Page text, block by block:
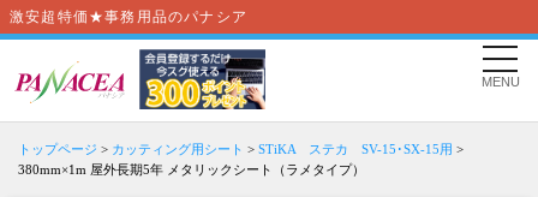
激安超特価★事務用品のパナシア
MENU
トップページ > カッティング用シート > STiKA ステカ SV-15･SX-15用 >
380mm×1m 屋外長期5年 メタリックシート（ラメタイプ）